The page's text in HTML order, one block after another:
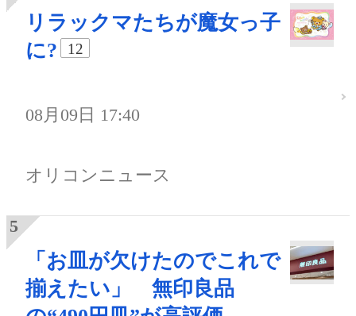
リラックマたちが魔女っ子
に?
12
08月09日 17:40
オリコンニュース
「お皿が欠けたのでこれで
揃えたい」 無印良品